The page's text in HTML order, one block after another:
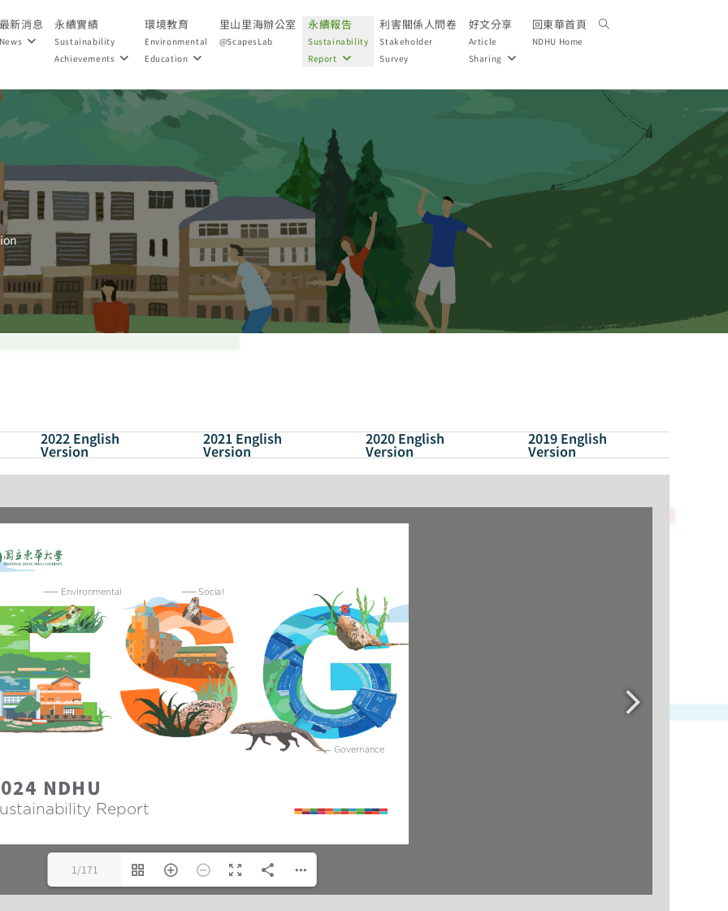
新消息 永續實績
Sustainability
Achievements
環境教育
Environmental
Education
里山里海辦公室
@ScapesLab
永續報告
Sustainability
Report
利害關係人問卷
Stakeholder
Survey
好文分享
Article
Sharing
回東華首頁
NDHU Home
2022 English
Version
2021 English
Version
2020 English
Version
2019 English
Version
1/171